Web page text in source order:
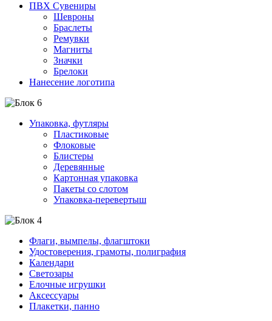
ПВХ Сувениры
Шевроны
Браслеты
Ремувки
Магниты
Значки
Брелоки
Нанесение логотипа
Упаковка, футляры
Пластиковые
Флоковые
Блистеры
Деревянные
Картонная упаковка
Пакеты со слотом
Упаковка-перевертыш
Флаги, вымпелы, флагштоки
Удостоверения, грамоты, полиграфия
Календари
Светозары
Елочные игрушки
Аксессуары
Плакетки, панно